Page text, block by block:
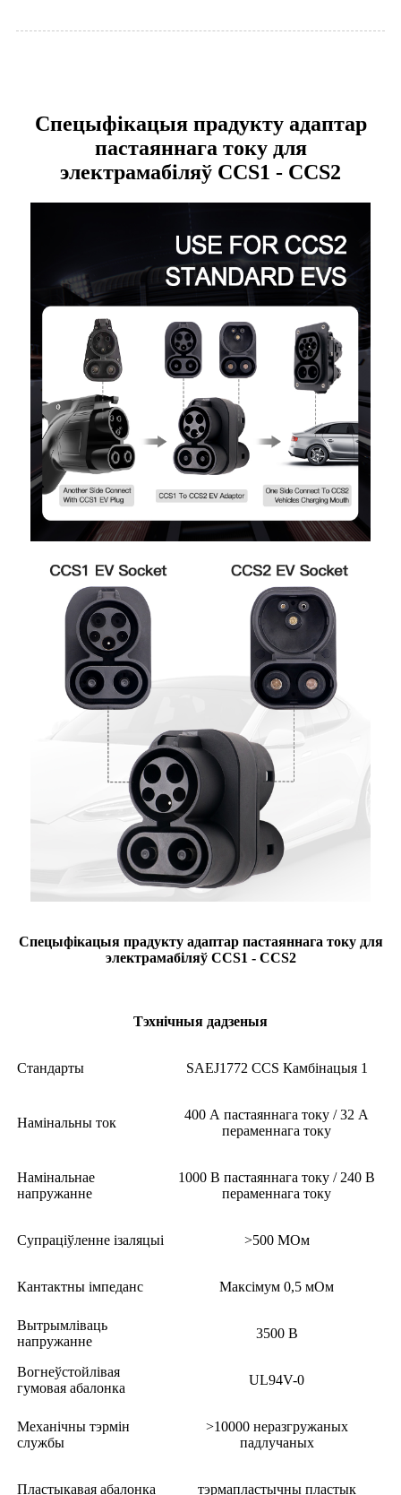
Спецыфікацыя прадукту адаптар
пастаяннага току для
электрамабіляў CCS1 - CCS2
Спецыфікацыя прадукту адаптар пастаяннага току для
электрамабіляў CCS1 - CCS2
Тэхнічныя дадзеныя
Стандарты SAEJ1772 CCS Камбінацыя 1
Намінальны ток
400 А пастаяннага току / 32 А
пераменнага току
Намінальнае
напружанне
1000 В пастаяннага току / 240 В
пераменнага току
Супраціўленне ізаляцыі >500 МОм
Кантактны імпеданс Максімум 0,5 мОм
Вытрымліваць
напружанне
3500 В
Вогнеўстойлівая
гумовая абалонка
UL94V-0
Механічны тэрмін
службы
>10000 неразгружаных
падлучаных
Пластыкавая абалонка тэрмапластычны пластык